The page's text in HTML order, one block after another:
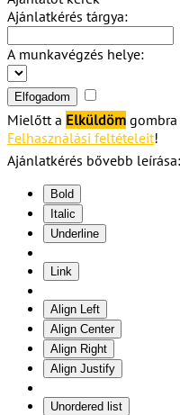
Ajánlatkérés tárgya:
A munkavégzés helye:
Elfogadom
Mielőtt a Elküldöm
Felhasználási feltételeit!
Ajánlatkérés bővebb leírása:
Bold
Italic
Underline
Link
Align Left
Align Center
Align Right
Align Justify
Unordered list